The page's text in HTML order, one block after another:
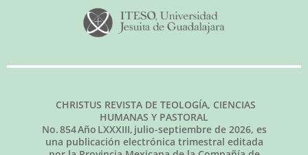
CHRISTUS REVISTA DE TEOLOGÍA, CIENCIAS
HUMANAS Y PASTORAL
No.854Año LXXXIII, julio-septiembre de 2026, es
una publicación electrónica trimestral editada